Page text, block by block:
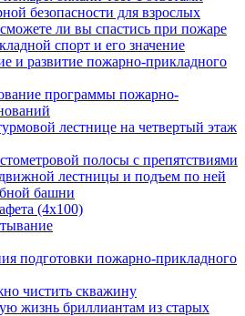
безопасности для взрослых
ли вы спастись при пожаре
спорт и его значение
и развитие пожарно-прикладного
программы пожарно-
лестнице на четвертый этаж
полосы с препятствиями
лестницы и подъем по ней
башни
(4x100)
подготовки пожарно-прикладного
чистить скважину
жизнь бриллиантам из старых